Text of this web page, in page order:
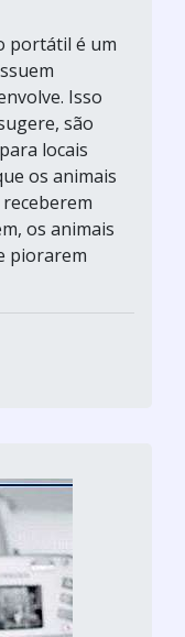
portátil é um
Isso
são
locais
os animais
os animais
piorarem